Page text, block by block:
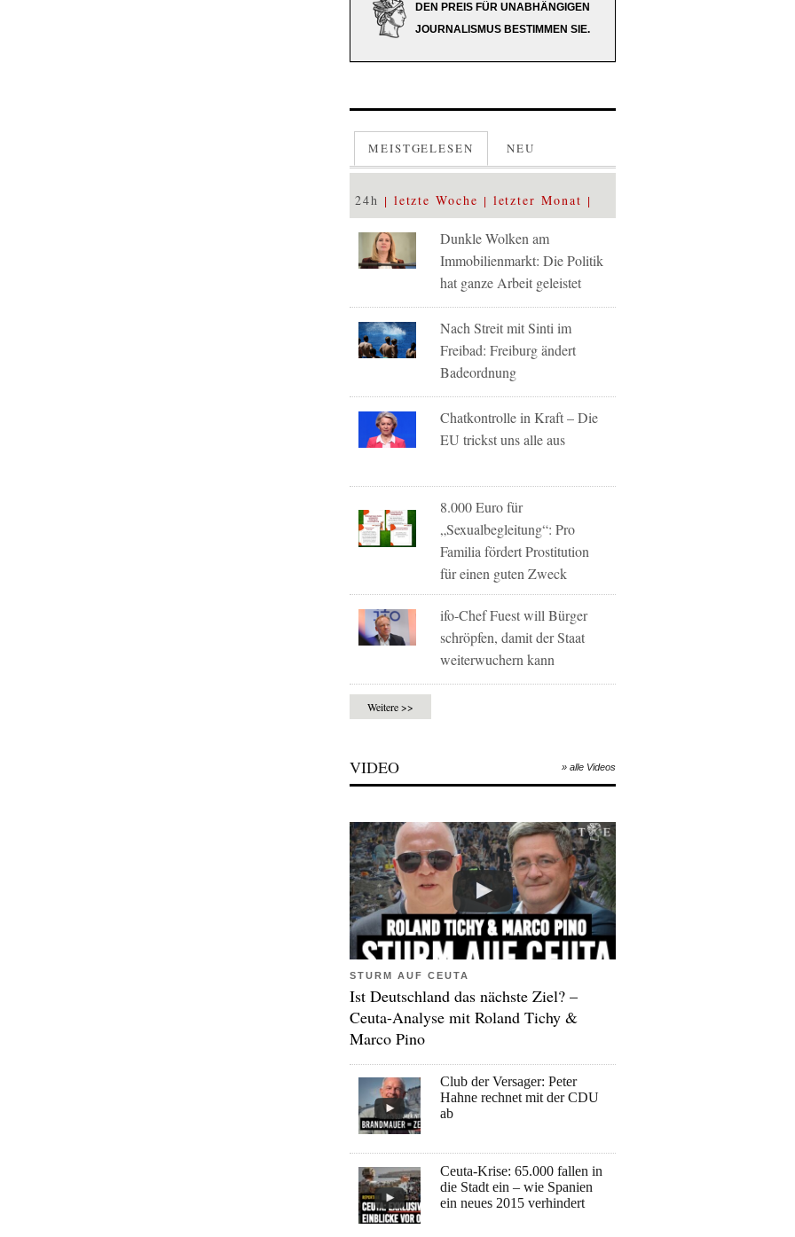
DEN PREIS FÜR UNABHÄNGIGEN
JOURNALISMUS BESTIMMEN SIE.
MEISTGELESEN NEU
24h letzte Woche letzter Monat
Dunkle Wolken am
Immobilienmarkt: Die Politik
hat ganze Arbeit geleistet
Nach Streit mit Sinti im
Freibad: Freiburg ändert
Badeordnung
Chatkontrolle in Kraft – Die
EU trickst uns alle aus
8.000 Euro für
„Sexualbegleitung“: Pro
Familia fördert Prostitution
für einen guten Zweck
ifo-Chef Fuest will Bürger
schröpfen, damit der Staat
weiterwuchern kann
Weitere >>
VIDEO » alle Videos
STURM AUF CEUTA
Ist Deutschland das nächste Ziel? –
Ceuta-Analyse mit Roland Tichy &
Marco Pino
Club der Versager: Peter
Hahne rechnet mit der CDU
ab
Ceuta-Krise: 65.000 fallen in
die Stadt ein – wie Spanien
ein neues 2015 verhindert